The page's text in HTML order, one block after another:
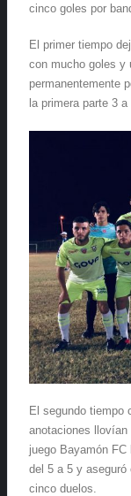
cinco goles por
El primer tiempo
con mucho goles y
permanentemente
la primera parte 3
El segundo tiempo
anotaciones
juego Bayamón
del 5 a 5 y aseguró
cinco duelos.